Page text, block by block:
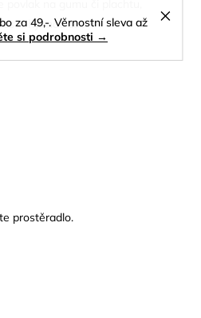
za 49,-. Věrnostní sleva až
si podrobnosti →
rohy matrace.
prostěradlo.